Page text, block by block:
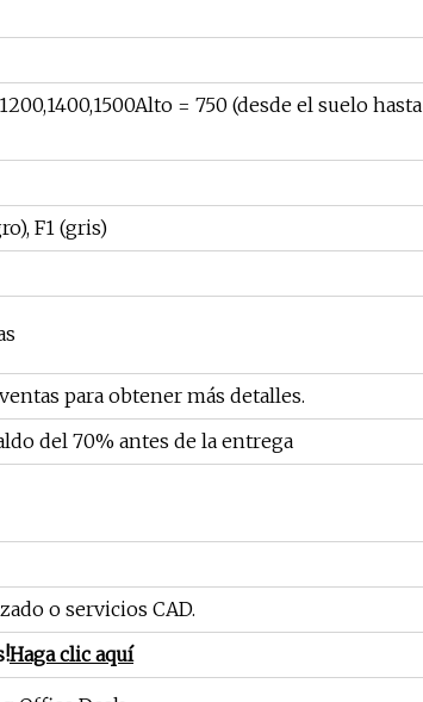
= 750 (desde el suelo hasta
F1 (gris)
para obtener más detalles.
del 70% antes de la entrega
o servicios CAD.
Haga clic aquí